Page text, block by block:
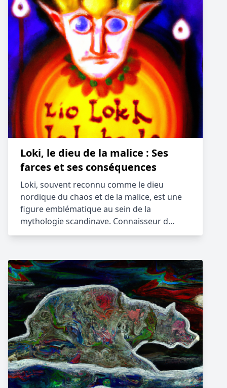
Loki, le dieu de la malice : Ses
farces et ses conséquences
Loki, souvent reconnu comme le dieu
nordique du chaos et de la malice, est une
figure emblématique au sein de la
mythologie scandinave. Connaisseur d…